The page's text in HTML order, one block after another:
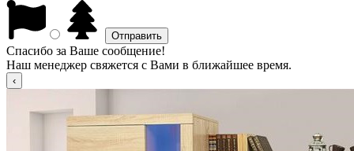
Спасибо за Ваше сообщение!
Наш менеджер свяжется с Вами в ближайшее время.